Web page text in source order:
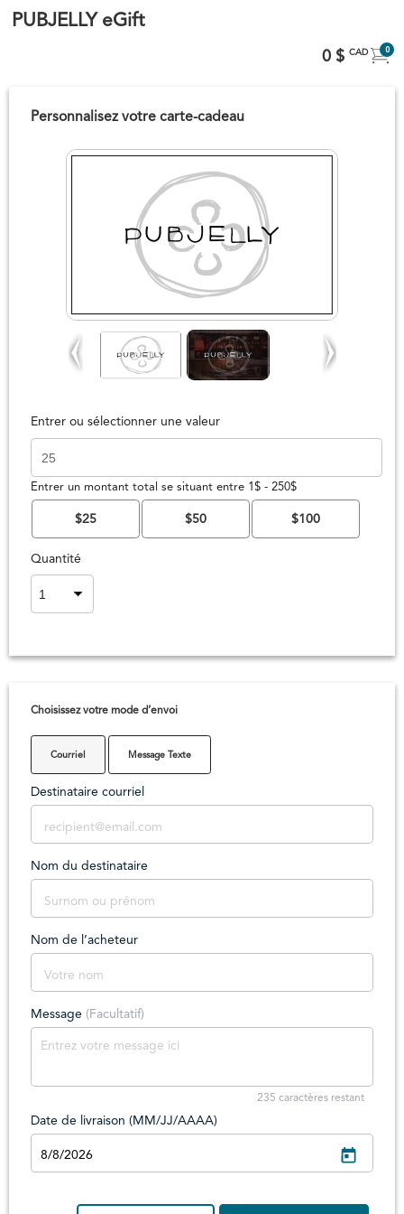
PUBJELLY eGift
0 $ CAD 0
Personnalisez votre carte-cadeau
Entrer ou sélectionner une valeur
Entrer un montant total se situant entre 1$ - 250$
$25 $50 $100
Quantité
Choisissez votre mode d’envoi
Courriel Message Texte
Destinataire courriel
Nom du destinataire
Nom de l’acheteur
Message (Facultatif)
235 caractères restant
Date de livraison (MM/JJ/AAAA)